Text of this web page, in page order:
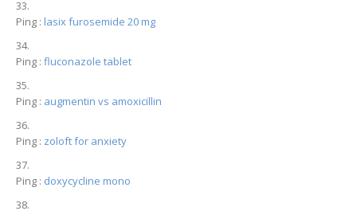
Ping : lasix furosemide 20 mg
Ping : fluconazole tablet
Ping : augmentin vs amoxicillin
Ping : zoloft for anxiety
Ping : doxycycline mono